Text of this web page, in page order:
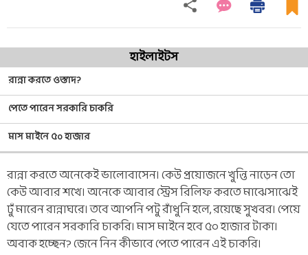
হাইলাইটস
রান্না করতে ওস্তাদ?
পেতে পারেন সরকারি চাকরি
মাস মাইনে ৫০ হাজার
রান্না করতে অনেকেই ভালোবাসেন। কেউ প্রয়োজনে খুন্তি নাড়েন তো
কেউ আবার শখে। অনেকে আবার স্ট্রেস রিলিফ করতে মাঝেসাঝেই
ঢুঁ মারেন রান্নাঘরে। তবে আপনি পটু রাঁধুনি হলে, রয়েছে সুখবর। পেয়ে
যেতে পারেন সরকারি চাকরি। মাস মাইনে হবে ৫০ হাজার টাকা।
অবাক হচ্ছেন? জেনে নিন কীভাবে পেতে পারেন এই চাকরি।